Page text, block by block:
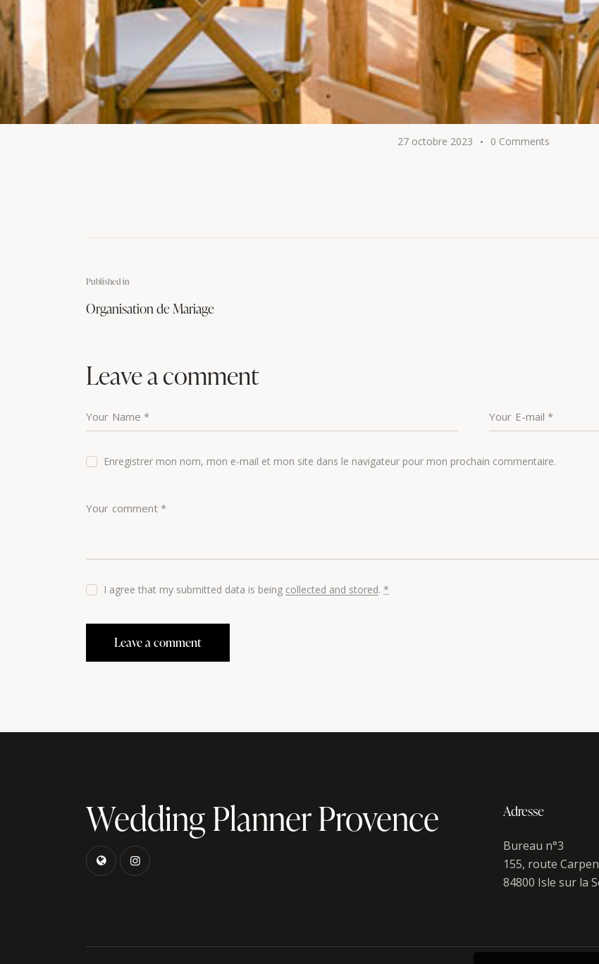
27 octobre 2023 0 Comments
Published in
Organisation de Mariage
Leave a comment
Enregistrer mon nom, mon e-mail et mon site dans le navigateur pour mon prochain commentaire.
I agree that my submitted data is being collected and stored.*
Wedding Planner Provence Adresse
Bureau n°3
155, route
84800 Isle sur la